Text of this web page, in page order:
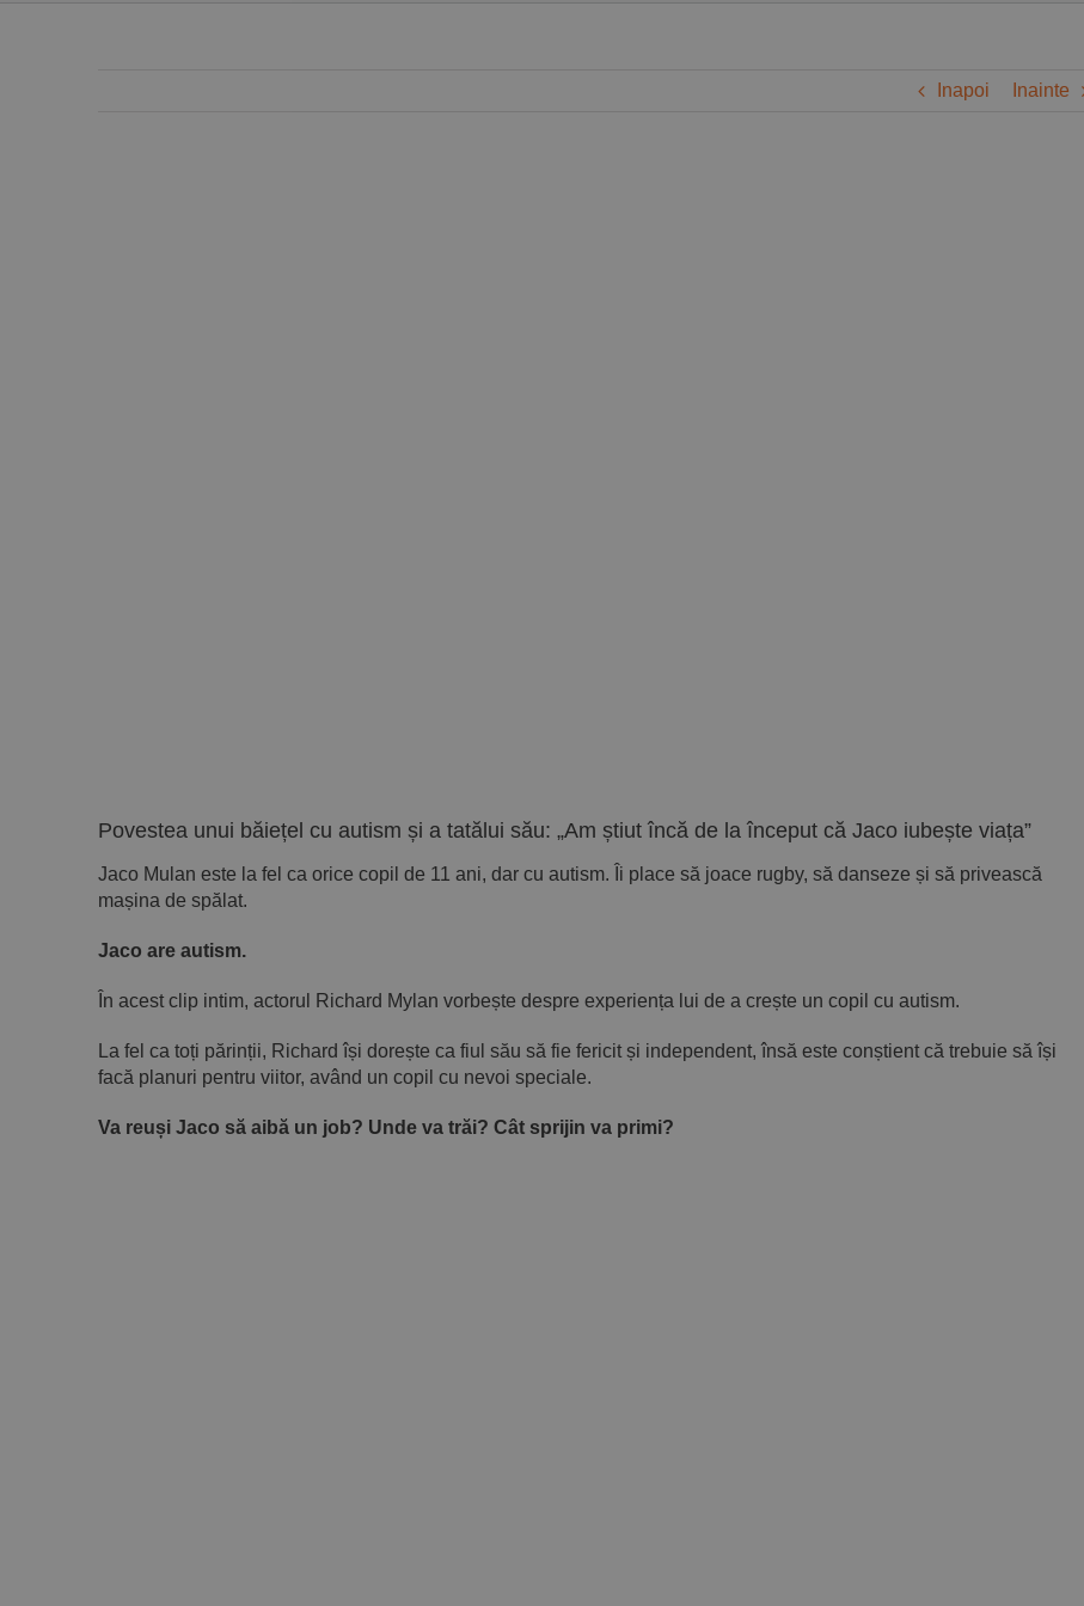
Inapoi Inainte
Povestea unui băiețel cu autism și a tatălui său: „Am știut încă de la început că Jaco iubește viața”
Jaco Mulan este la fel ca orice copil de 11 ani, dar cu autism. Îi place să joace rugby, să danseze și să privească
mașina de spălat.
Jaco are autism.
În acest clip intim, actorul Richard Mylan vorbește despre experiența lui de a crește un copil cu autism.
La fel ca toți părinții, Richard își dorește ca fiul său să fie fericit și independent, însă este conștient că trebuie să își
facă planuri pentru viitor, având un copil cu nevoi speciale.
Va reuși Jaco să aibă un job? Unde va trăi? Cât sprijin va primi?